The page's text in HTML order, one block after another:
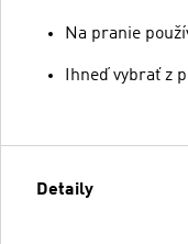
Na pranie
Ihneď vybrať z
Detaily